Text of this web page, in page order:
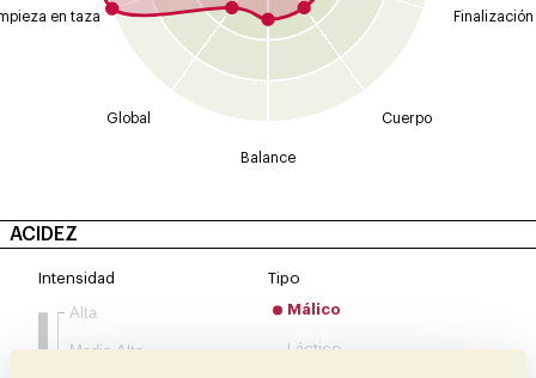
Finalización
Cuerpo
Balance
Global
en taza
ACIDEZ
Intensidad
Media Alta
Alta
Tipo
Málico
Láctico